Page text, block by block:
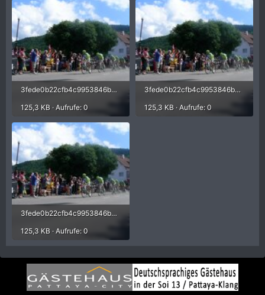
3fede0b22cfb4c9953846be9049991d8.jpg
125,3 KB · Aufrufe: 0
3fede0b22cfb4c9953846be9049991d8.jpg
125,3 KB · Aufrufe: 0
3fede0b22cfb4c9953846be9049991d8.jpg
125,3 KB · Aufrufe: 0